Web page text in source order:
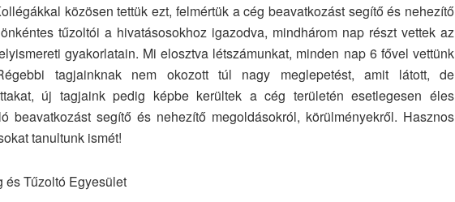
közösen tettük ezt, felmértük a cég beavatkozást segítő és nehezítő
tűzoltói a hivatásosokhoz igazodva, mindhárom nap részt vettek az
gyakorlatain. Mi elosztva létszámunkat, minden nap 6 fővel vettünk
tagjainknak nem okozott túl nagy meglepetést, amit látott, de
új tagjaink pedig képbe kerültek a cég területén esetlegesen éles
beavatkozást segítő és nehezítő megoldásokról, körülményekről. Hasznos
tanultunk ismét!
Tűzoltó Egyesület